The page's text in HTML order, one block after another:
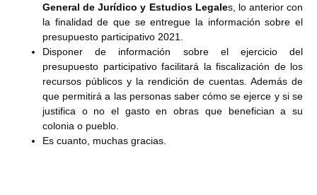
General de Jurídico y Estudios Legales, lo anterior con
la finalidad de que se entregue la información sobre el
presupuesto participativo 2021.
Disponer de información sobre el ejercicio del
presupuesto participativo facilitará la fiscalización de los
recursos públicos y la rendición de cuentas. Además de
que permitirá a las personas saber cómo se ejerce y si se
justifica o no el gasto en obras que benefician a su
colonia o pueblo.
Es cuanto, muchas gracias.